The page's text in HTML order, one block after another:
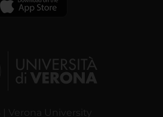
| Verona University